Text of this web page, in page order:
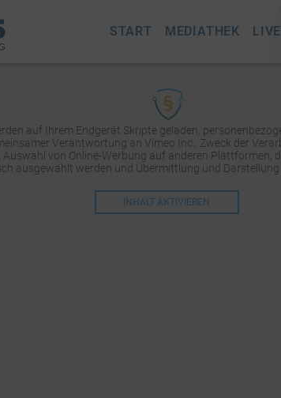
START MEDIATHEK LIVE
auf Ihrem Endgerät Skripte geladen,
Verantwortung an Vimeo Inc.. Zweck der
von Online-Werbung auf anderen Plattformen,
ausgewählt werden und Übermittlung und Darstellung
INHALT AKTIVIEREN